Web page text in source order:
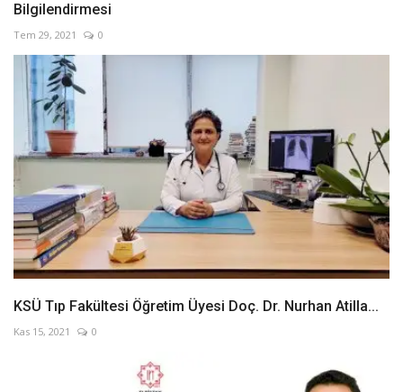
Bilgilendirmesi
Tem 29, 2021 0
KSÜ Tıp Fakültesi Öğretim Üyesi Doç. Dr. Nurhan Atilla...
Kas 15, 2021 0